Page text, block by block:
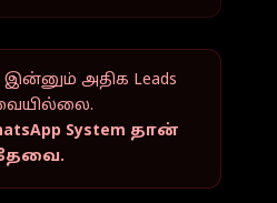
அதிக Leads
System தான்